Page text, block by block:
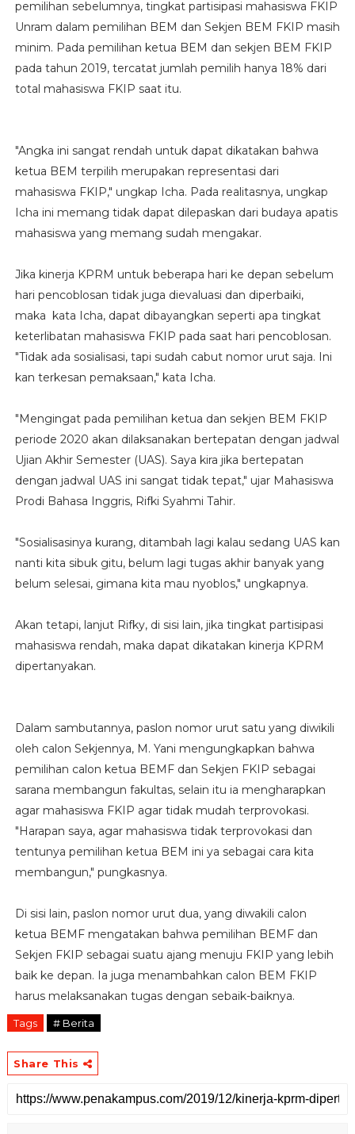
pemilihan sebelumnya, tingkat partisipasi mahasiswa FKIP
Unram dalam pemilihan BEM dan Sekjen BEM FKIP masih
minim. Pada pemilihan ketua BEM dan sekjen BEM FKIP
pada tahun 2019, tercatat jumlah pemilih hanya 18% dari
total mahasiswa FKIP saat itu.
"Angka ini sangat rendah untuk dapat dikatakan bahwa
ketua BEM terpilih merupakan representasi dari
mahasiswa FKIP," ungkap Icha. Pada realitasnya, ungkap
Icha ini memang tidak dapat dilepaskan dari budaya apatis
mahasiswa yang memang sudah mengakar.
Jika kinerja KPRM untuk beberapa hari ke depan sebelum
hari pencoblosan tidak juga dievaluasi dan diperbaiki,
maka kata Icha, dapat dibayangkan seperti apa tingkat
keterlibatan mahasiswa FKIP pada saat hari pencoblosan.
"Tidak ada sosialisasi, tapi sudah cabut nomor urut saja. Ini
kan terkesan pemaksaan," kata Icha.
"Mengingat pada pemilihan ketua dan sekjen BEM FKIP
periode 2020 akan dilaksanakan bertepatan dengan jadwal
Ujian Akhir Semester (UAS). Saya kira jika bertepatan
dengan jadwal UAS ini sangat tidak tepat," ujar Mahasiswa
Prodi Bahasa Inggris, Rifki Syahmi Tahir.
"Sosialisasinya kurang, ditambah lagi kalau sedang UAS kan
nanti kita sibuk gitu, belum lagi tugas akhir banyak yang
belum selesai, gimana kita mau nyoblos," ungkapnya.
Akan tetapi, lanjut Rifky, di sisi lain, jika tingkat partisipasi
mahasiswa rendah, maka dapat dikatakan kinerja KPRM
dipertanyakan.
Dalam sambutannya, paslon nomor urut satu yang diwikili
oleh calon Sekjennya, M. Yani mengungkapkan bahwa
pemilihan calon ketua BEMF dan Sekjen FKIP sebagai
sarana membangun fakultas, selain itu ia mengharapkan
agar mahasiswa FKIP agar tidak mudah terprovokasi.
"Harapan saya, agar mahasiswa tidak terprovokasi dan
tentunya pemilihan ketua BEM ini ya sebagai cara kita
membangun," pungkasnya.
Di sisi lain, paslon nomor urut dua, yang diwakili calon
ketua BEMF mengatakan bahwa pemilihan BEMF dan
Sekjen FKIP sebagai suatu ajang menuju FKIP yang lebih
baik ke depan. Ia juga menambahkan calon BEM FKIP
harus melaksanakan tugas dengan sebaik-baiknya.
Tags # Berita
Share This